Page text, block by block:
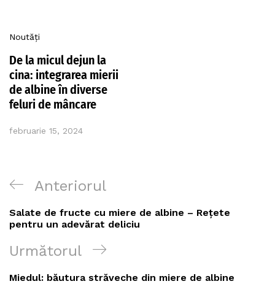
Noutăți
De la micul dejun la
cina: integrarea mierii
de albine în diverse
feluri de mâncare
februarie 15, 2024
Navigare
în
articole
Postarea
anterioară
Anteriorul
Salate de fructe cu miere de albine – Rețete
pentru un adevărat deliciu
Următoarea
postare
Următorul
Miedul: băutura străveche din miere de albine